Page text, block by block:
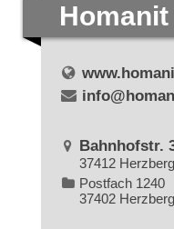
Bahnhofstr.
37412 Herzberg
Postfach 1240
37402 Herzberg